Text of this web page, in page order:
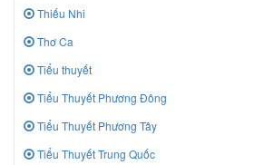
Thiếu Nhi
Thơ Ca
Tiểu thuyết
Tiểu Thuyết Phương Đông
Tiểu Thuyết Phương Tây
Tiểu Thuyết Trung Quốc